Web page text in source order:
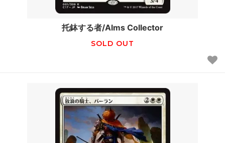
托鉢する者/Alms Collector
SOLD OUT